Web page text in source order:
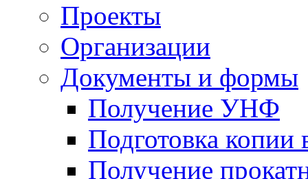
Проекты
Организации
Документы и формы
Получение УНФ
Подготовка копии
Получение